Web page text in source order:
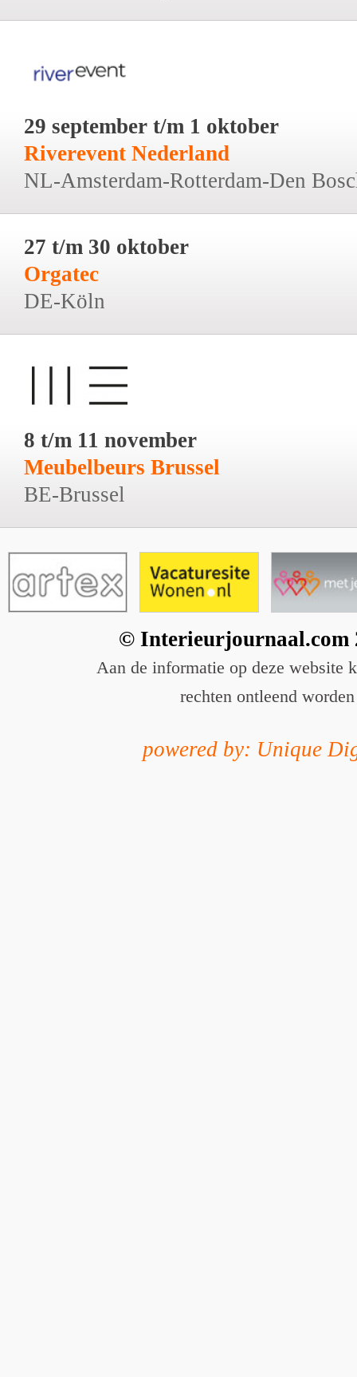
29 september t/m 1 oktober
Riverevent Nederland
NL-Amsterdam-Rotterdam-Den
27 t/m 30 oktober
Orgatec
DE-Köln
8 t/m 11 november
Meubelbeurs Brussel
BE-Brussel
© Interieurjournaal.com
Aan de informatie op deze website
rechten ontleend worden
powered by: Unique